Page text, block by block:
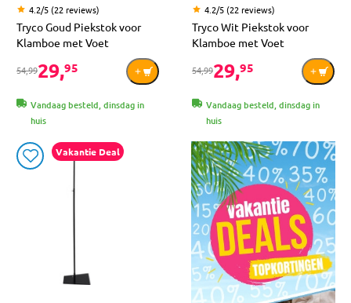
4.2/5 (22 reviews)
Tryco Goud Piekstok voor
Klamboe met Voet
54,9929,95
Vandaag besteld, dinsdag in
huis
4.2/5 (22 reviews)
Tryco Wit Piekstok voor
Klamboe met Voet
54,9929,95
Vandaag besteld, dinsdag in
huis
Vakantie Deal